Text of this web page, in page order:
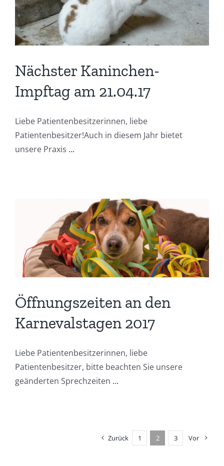
Nächster Kaninchen-
Impftag am 21.04.17
Liebe Patientenbesitzerinnen, liebe
Patientenbesitzer!Auch in diesem Jahr bietet
unsere Praxis ...
Öffnungszeiten an den
Karnevalstagen 2017
Liebe Patientenbesitzerinnen, liebe
Patientenbesitzer, bitte beachten Sie unsere
geänderten Sprechzeiten ...
Zurück 1 2 3 Vor